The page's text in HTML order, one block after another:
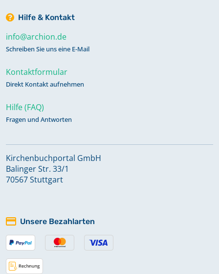
Hilfe & Kontakt
info@archion.de
Schreiben Sie uns eine E-Mail
Kontaktformular
Direkt Kontakt aufnehmen
Hilfe (FAQ)
Fragen und Antworten
Kirchenbuchportal GmbH
Balinger Str. 33/1
70567 Stuttgart
Unsere Bezahlarten